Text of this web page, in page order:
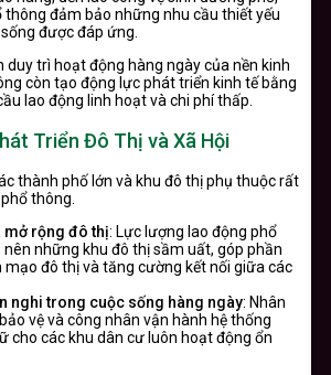
thông đảm bảo những nhu cầu thiết yếu
được đáp ứng.
duy trì hoạt động hàng ngày của nền kinh
còn tạo động lực phát triển kinh tế bằng
lao động linh hoạt và chi phí thấp.
Triển Đô Thị và Xã Hội
thành phố lớn và khu đô thị phụ thuộc rất
thông.
mở rộng đô thị: Lực lượng lao động phổ
những khu đô thị sầm uất, góp phần
mạo đô thị và tăng cường kết nối giữa các
nghi trong cuộc sống hàng ngày: Nhân
vệ và công nhân vận hành hệ thống
cho các khu dân cư luôn hoạt động ổn